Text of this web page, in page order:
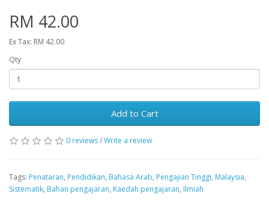
RM 42.00
Ex Tax: RM 42.00
Qty
Add to Cart
0 reviews/Write a review
Tags: Penataran, Pendidikan, Bahasa Arab, Pengajian Tinggi, Malaysia,
Sistematik, Bahan pengajaran, Kaedah pengajaran, Ilmiah